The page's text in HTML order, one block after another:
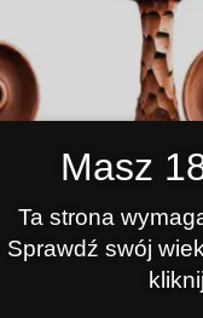
ART
Mamy go w
KUBEK DO
BAR PHUNNEL
Masz
Ta strona
Sprawdź swój